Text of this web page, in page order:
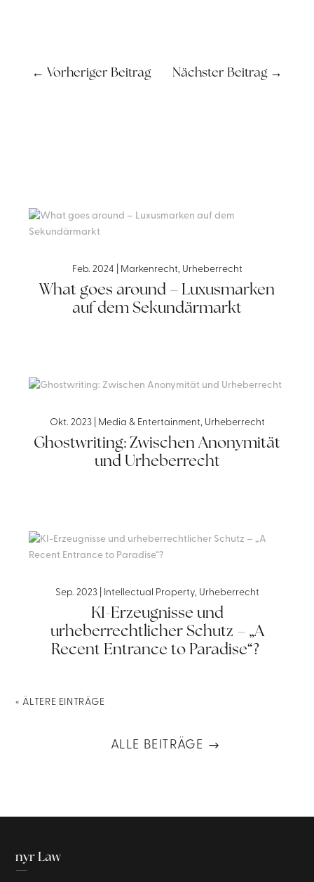
← Vorheriger Beitrag Nächster Beitrag→
What goes around – Luxusmarken
auf dem Sekundärmarkt
Feb. 2024 Markenrecht, Urheberrecht
Ghostwriting: Zwischen Anonymität
und Urheberrecht
Okt. 2023| Media & Entertainment, Urheberrecht
KI-Erzeugnisse und
urheberrechtlicher Schutz – „A
Recent Entrance to Paradise“?
Sep. 2023| Intellectual Property, Urheberrecht
« ÄLTERE EINTRÄGE
ALLE BEITRÄGE
nyr Law
—